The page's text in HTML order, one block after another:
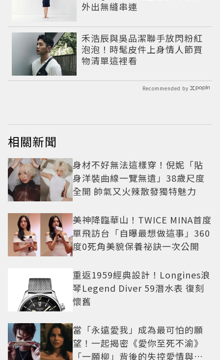
外出無縫串連
禾浩辰與吳品潔聯手放閃粉紅
泡泡！時髦皮件上身情人節買
物清單這裡看
Recommended by
相關新聞
身材不好無法這樣穿！倪妮「貼
身洋裝曲線一覽無遺」38歲尺度
全開 帥氣又火辣散發獨特魅力
美神降臨華山！TWICE MINA首度
單飛訪台「自曝最想做這事」360
度0死角美貌保養祕訣一次公開
重返1959經典設計！Longines浪
琴Legend Diver 59潛水表 復刻
懷舊
當「永遠愛我」成為最可怕的願
望！一起揭密《愛你至死不渝》
「一願柳」背後的失控愛情與爆